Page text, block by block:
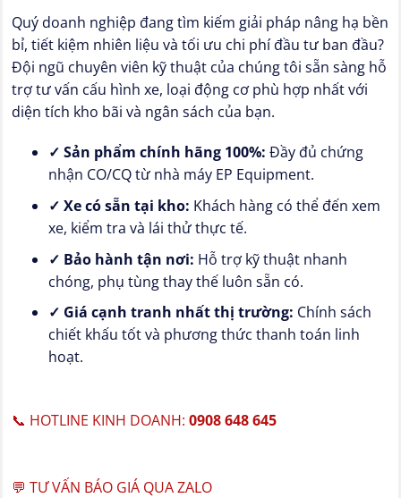
Quý doanh nghiệp đang tìm kiếm giải pháp nâng hạ bền
bỉ, tiết kiệm nhiên liệu và tối ưu chi phí đầu tư ban đầu?
Đội ngũ chuyên viên kỹ thuật của chúng tôi sẵn sàng hỗ
trợ tư vấn cấu hình xe, loại động cơ phù hợp nhất với
diện tích kho bãi và ngân sách của bạn.
✓ Sản phẩm chính hãng 100%: Đầy đủ chứng
nhận CO/CQ từ nhà máy EP Equipment.
✓ Xe có sẵn tại kho: Khách hàng có thể đến xem
xe, kiểm tra và lái thử thực tế.
✓ Bảo hành tận nơi: Hỗ trợ kỹ thuật nhanh
chóng, phụ tùng thay thế luôn sẵn có.
✓ Giá cạnh tranh nhất thị trường: Chính sách
chiết khấu tốt và phương thức thanh toán linh
hoạt.
📞 HOTLINE KINH DOANH: 0908 648 645
💬 TƯ VẤN BÁO GIÁ QUA ZALO